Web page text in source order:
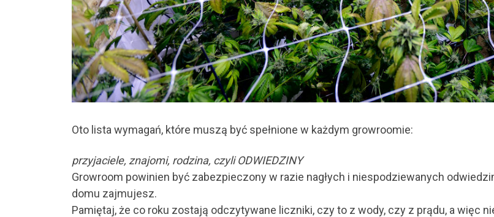
Oto lista wymagań, które muszą być spełnione w każdym growroomie:
przyjaciele, znajomi, rodzina, czyli ODWIEDZINY
Growroom powinien być zabezpieczony w razie nagłych i niespodziewanych
domu zajmujesz.
Pamiętaj, że co roku zostają odczytywane liczniki, czy to z wody, czy z prądu, a więc